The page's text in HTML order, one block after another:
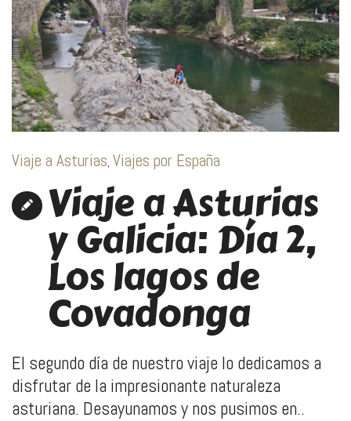
Viaje a Asturias, Viajes por España
Viaje a Asturias
y Galicia: Día 2,
Los lagos de
Covadonga
El segundo día de nuestro viaje lo dedicamos a
disfrutar de la impresionante naturaleza
asturiana. Desayunamos y nos pusimos en..